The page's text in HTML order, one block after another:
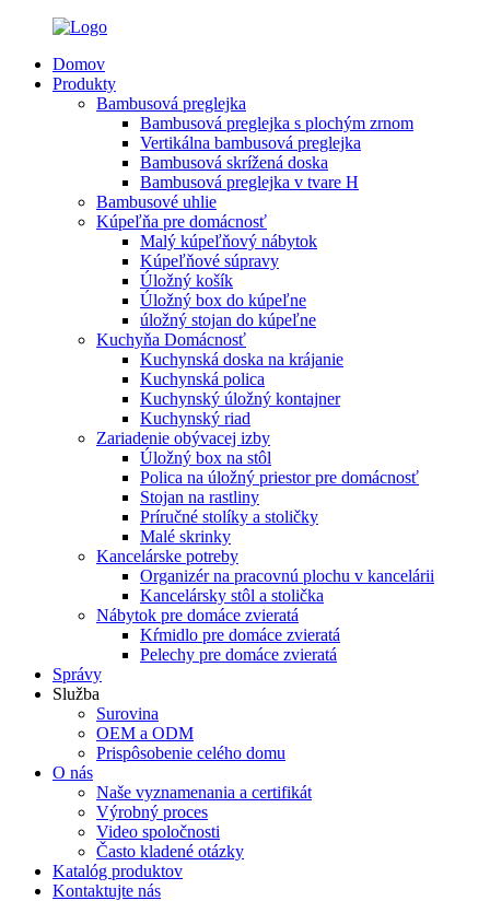
Domov
Produkty
Bambusová preglejka
Bambusová preglejka s plochým zrnom
Vertikálna bambusová preglejka
Bambusová skrížená doska
Bambusová preglejka v tvare H
Bambusové uhlie
Kúpeľňa pre domácnosť
Malý kúpeľňový nábytok
Kúpeľňové súpravy
Úložný košík
Úložný box do kúpeľne
úložný stojan do kúpeľne
Kuchyňa Domácnosť
Kuchynská doska na krájanie
Kuchynská polica
Kuchynský úložný kontajner
Kuchynský riad
Zariadenie obývacej izby
Úložný box na stôl
Polica na úložný priestor pre domácnosť
Stojan na rastliny
Príručné stolíky a stoličky
Malé skrinky
Kancelárske potreby
Organizér na pracovnú plochu v kancelárii
Kancelársky stôl a stolička
Nábytok pre domáce zvieratá
Kŕmidlo pre domáce zvieratá
Pelechy pre domáce zvieratá
Správy
Služba
Surovina
OEM a ODM
Prispôsobenie celého domu
O nás
Naše vyznamenania a certifikát
Výrobný proces
Video spoločnosti
Často kladené otázky
Katalóg produktov
Kontaktujte nás